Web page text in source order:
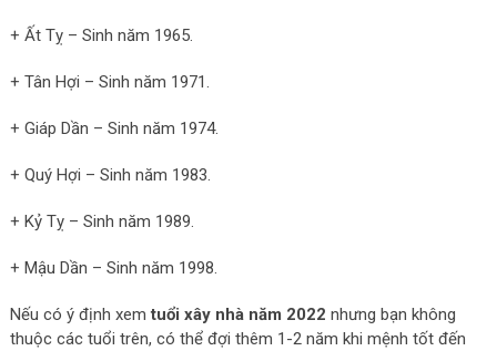
+ Ất Tỵ – Sinh năm 1965.
+ Tân Hợi – Sinh năm 1971.
+ Giáp Dần – Sinh năm 1974.
+ Quý Hợi – Sinh năm 1983.
+ Kỷ Tỵ – Sinh năm 1989.
+ Mậu Dần – Sinh năm 1998.
Nếu có ý định xemtuổi xây nhà năm 2022 nhưng bạn không
thuộc các tuổi trên, có thể đợi thêm 1-2 năm khi mệnh tốt đến